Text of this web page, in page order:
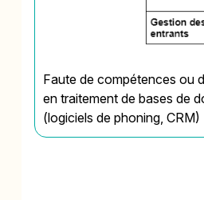
Faute de compétences ou
en traitement de bases de
(logiciels de phoning, CRM)